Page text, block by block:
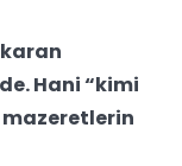
Hani “kimi
mazeretlerin